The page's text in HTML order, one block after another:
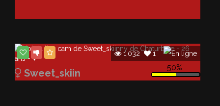
Publicité Publicité
1,032 1
Sweet_skiin 50%